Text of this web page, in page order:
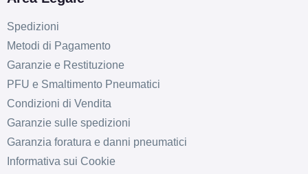
Spedizioni
Metodi di Pagamento
Garanzie e Restituzione
PFU e Smaltimento Pneumatici
Condizioni di Vendita
Garanzie sulle spedizioni
Garanzia foratura e danni pneumatici
Informativa sui Cookie